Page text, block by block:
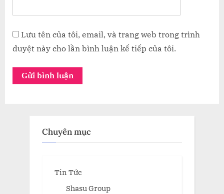
Lưu tên của tôi, email, và trang web trong trình
duyệt này cho lần bình luận kế tiếp của tôi.
Chuyên mục
Tin Tức
Shasu Group